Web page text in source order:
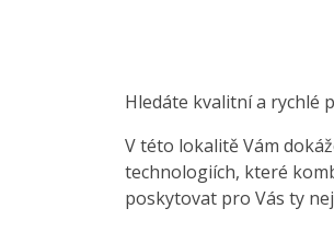
Hledáte kvalitní a rychlé
V této lokalitě Vám
technologiích, které
poskytovat pro Vás ty